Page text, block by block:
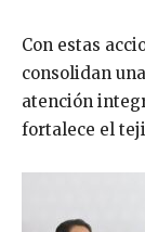
Con estas
consolidan
atención
fortalece el